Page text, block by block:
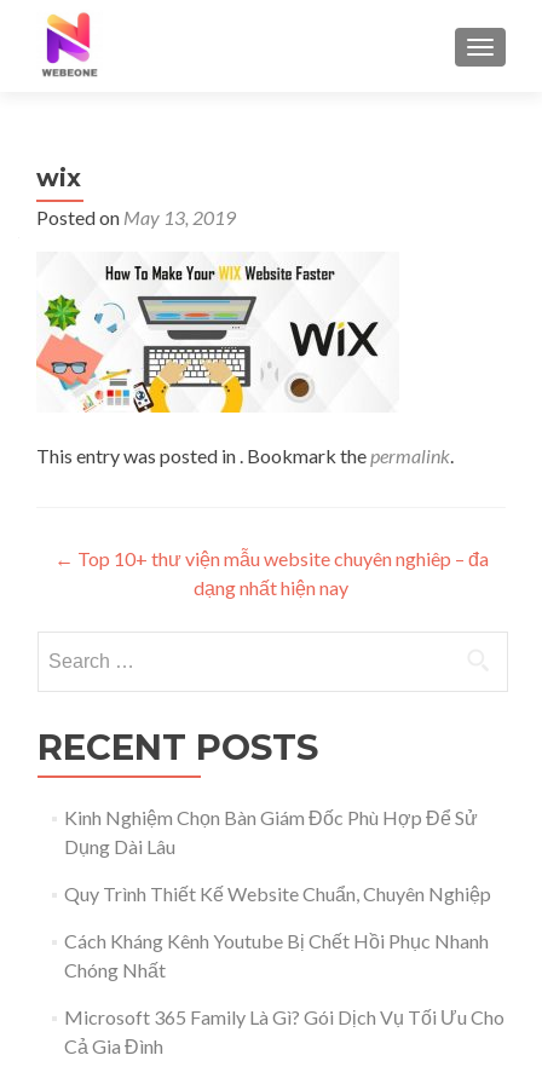
wix
Posted on May 13, 2019
This entry was posted in . Bookmark thepermalink.
Post navigation
← Top 10+ thư viện mẫu website chuyên nghiêp – đa
dạng nhất hiện nay
RECENT POSTS
Kinh Nghiệm Chọn Bàn Giám Đốc Phù Hợp Để Sử
Dụng Dài Lâu
Quy Trình Thiết Kế Website Chuẩn, Chuyên Nghiệp
Cách Kháng Kênh Youtube Bị Chết Hồi Phục Nhanh
Chóng Nhất
Microsoft 365 Family Là Gì? Gói Dịch Vụ Tối Ưu Cho
Cả Gia Đình